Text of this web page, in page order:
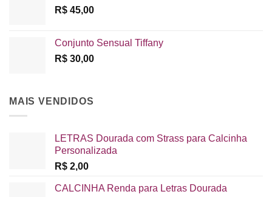
R$ 45,00
Conjunto Sensual Tiffany
R$ 30,00
MAIS VENDIDOS
LETRAS Dourada com Strass para Calcinha
Personalizada
R$ 2,00
CALCINHA Renda para Letras Dourada